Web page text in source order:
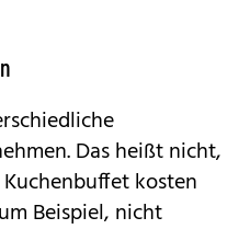
Das heißt nicht,
kosten
Beispiel, nicht